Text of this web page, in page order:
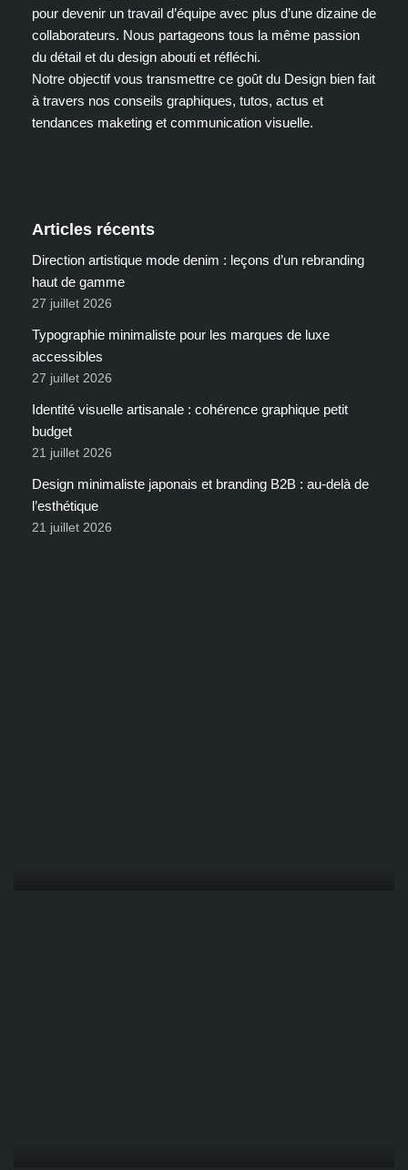
pour devenir un travail d’équipe avec plus d’une dizaine de
collaborateurs. Nous partageons tous la même passion
du détail et du design abouti et réfléchi.
Notre objectif vous transmettre ce goût du Design bien fait
à travers nos conseils graphiques, tutos, actus et
tendances maketing et communication visuelle.
Articles récents
Direction artistique mode denim : leçons d’un rebranding
haut de gamme
27 juillet 2026
Typographie minimaliste pour les marques de luxe
accessibles
27 juillet 2026
Identité visuelle artisanale : cohérence graphique petit
budget
21 juillet 2026
Design minimaliste japonais et branding B2B : au-delà de
l’esthétique
21 juillet 2026